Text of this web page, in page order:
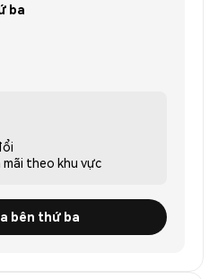
ba
mãi theo khu vực
bên thứ ba